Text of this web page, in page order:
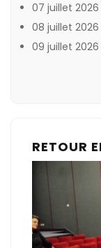
07 juillet
08 juillet
09 juillet
RETOUR